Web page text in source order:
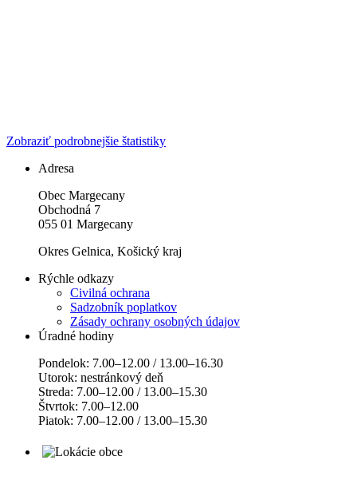
Zobraziť podrobnejšie štatistiky
Adresa
Obec Margecany
Obchodná 7
055 01 Margecany
Okres Gelnica, Košický kraj
Rýchle odkazy
Civilná ochrana
Sadzobník poplatkov
Zásady ochrany osobných údajov
Úradné hodiny
Pondelok: 7.00–12.00 / 13.00–16.30
Utorok: nestránkový deň
Streda: 7.00–12.00 / 13.00–15.30
Štvrtok: 7.00–12.00
Piatok: 7.00–12.00 / 13.00–15.30